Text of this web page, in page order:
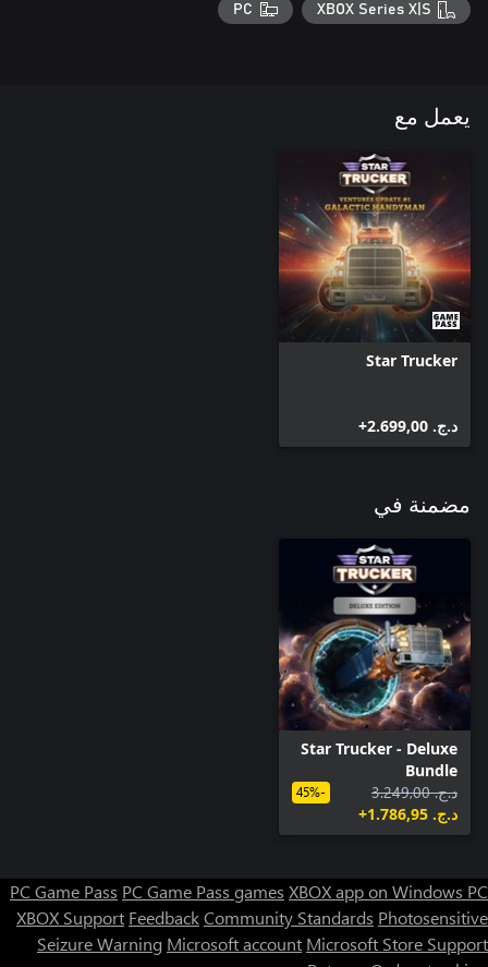
XBOX Series X|S
PC
يعمل مع
Star Trucker
د.ج.‏ 2.699,00+
مضمنة في
Star Trucker - Deluxe
Bundle
د.ج.‏ 3.249,00
د.ج.‏ 1.786,95+
-45%
PC Game Pass PC Game Pass games XBOX app on Windows PC
XBOX Support FeedbackCommunity Standards Photosensitive
Seizure Warning Microsoft account Microsoft Store Support